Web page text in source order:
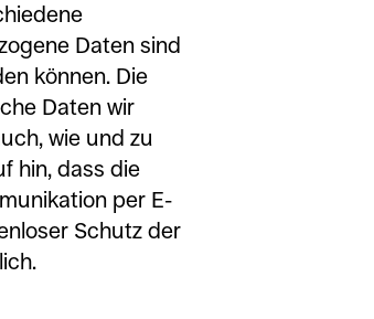
Daten sind
können. Die
Daten wir
wie und zu
hin, dass die
per E-
Schutz der